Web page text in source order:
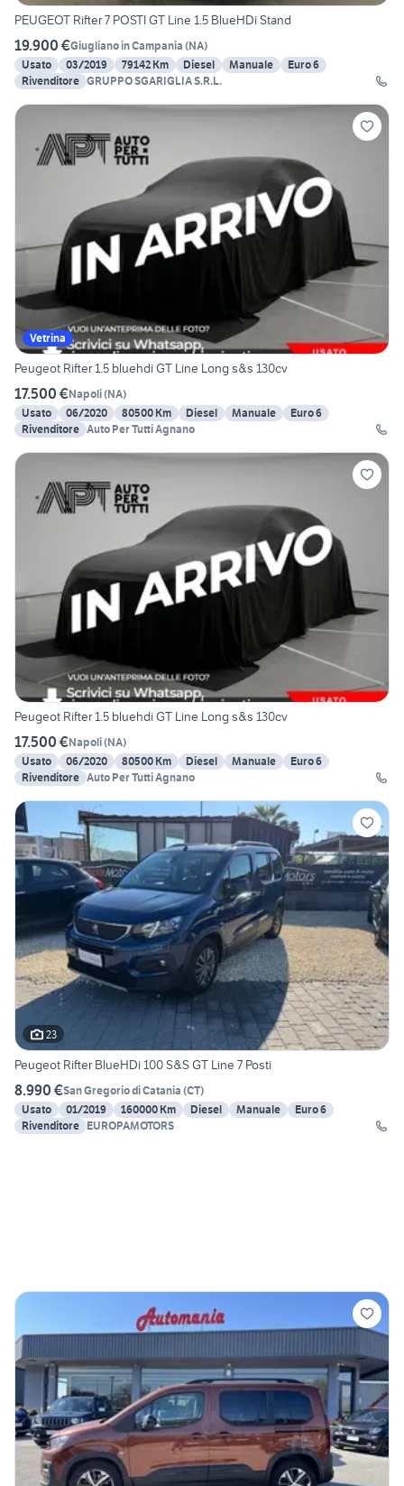
PEUGEOT Rifter 7 POSTI GT Line 1.5 BlueHDi Stand
19.900 €Giugliano in Campania (NA)
Usato
03/2019 79142 Km Diesel Manuale
Euro 6
Rivenditore GRUPPO SGARIGLIA S.R.L.
Vetrina
Peugeot Rifter 1.5 bluehdi GT Line Long s&s 130cv
17.500 €Napoli(NA)
Usato
06/2020 80500 Km Diesel Manuale
Euro 6
Rivenditore Auto Per Tutti Agnano
Peugeot Rifter 1.5 bluehdi GT Line Long s&s 130cv
17.500 €Napoli(NA)
Usato
06/2020 80500 Km Diesel Manuale
Euro 6
Rivenditore Auto Per Tutti Agnano
23
Peugeot Rifter BlueHDi 100 S&S GT Line 7 Posti
8.990 €San Gregorio di Catania (CT)
Usato
01/2019 160000 Km Diesel Manuale
Euro 6
Rivenditore EUROPAMOTORS